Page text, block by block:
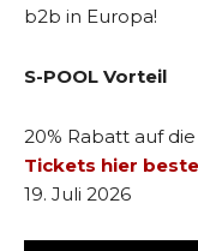
b2b in Europa!
S-POOL Vorteil
20% Rabatt auf
Tickets hier
19. Juli 2026